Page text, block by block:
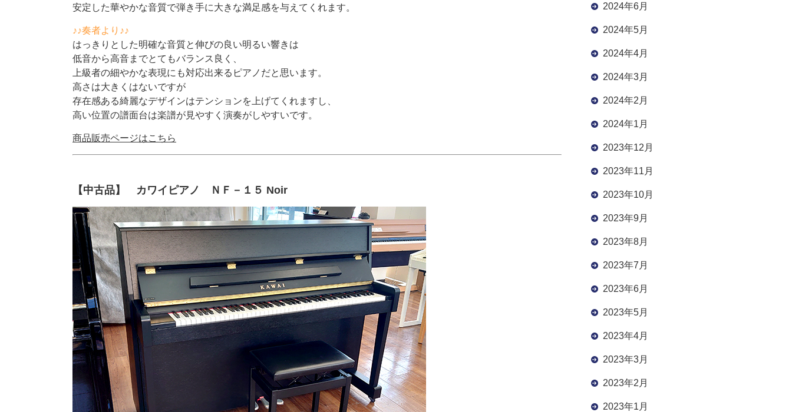
安定した華やかな音質で弾き手に大きな満足感を与えてくれます。
♪♪奏者より♪♪
はっきりとした明確な音質と伸びの良い明るい響きは
低音から高音までとてもバランス良く、
上級者の細やかな表現にも対応出来るピアノだと思います。
高さは大きくはないですが
存在感ある綺麗なデザインはテンションを上げてくれますし、
高い位置の譜面台は楽譜が見やすく演奏がしやすいです。
商品販売ページはこちら
【中古品】 カワイピアノ ＮＦ－１５ Noir
2024年6月
2024年5月
2024年4月
2024年3月
2024年2月
2024年1月
2023年12月
2023年11月
2023年10月
2023年9月
2023年8月
2023年7月
2023年6月
2023年5月
2023年4月
2023年3月
2023年2月
2023年1月